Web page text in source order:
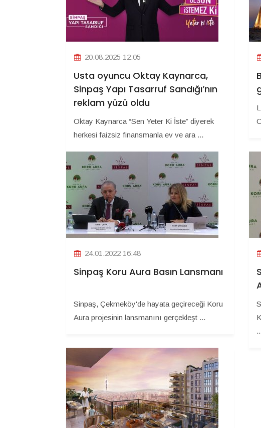
20.08.2025 12:05
Usta oyuncu Oktay Kaynarca,
Sinpaş Yapı Tasarruf Sandığı’nın
reklam yüzü oldu
Oktay Kaynarca “Sen Yeter Ki İste” diyerek
herkesi faizsiz finansmanla ev ve ara ...
24.01.2022 16:48
Sinpaş Koru Aura Basın Lansmanı
Sinpaş, Çekmeköy'de hayata geçireceği Koru
Aura projesinin lansmanını gerçekleşt ...